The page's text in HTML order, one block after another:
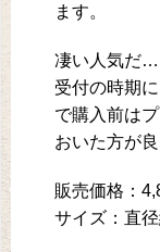
ます。
凄い人気だ…
受付の時期
で購入前は
おいた方が良
販売価格：
サイズ：直